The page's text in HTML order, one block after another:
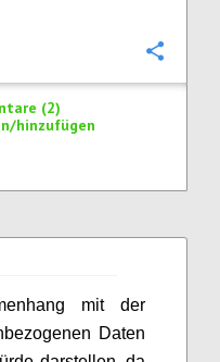
(2)
hinzufügen
mit der
Daten